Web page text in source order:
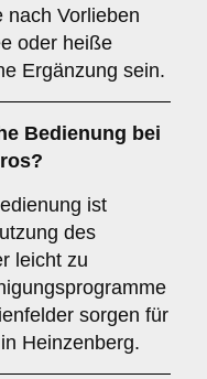
nach Vorlieben
oder heiße
Ergänzung sein.
Bedienung bei
ist
des
leicht zu
sorgen für
Heinzenberg.